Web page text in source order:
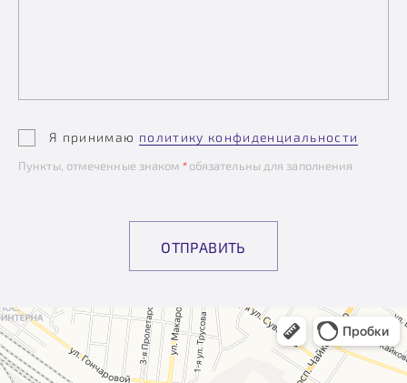
Я принимаю политику конфиденциальности
Пункты, отмеченные знаком *обязательны для заполнения
ОТПРАВИТЬ